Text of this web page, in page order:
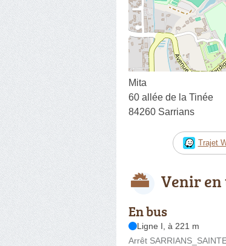
Mita
60 allée de la Tinée
84260 Sarrians
Trajet
Venir
En bus
Ligne I, à 221 m
Arrêt